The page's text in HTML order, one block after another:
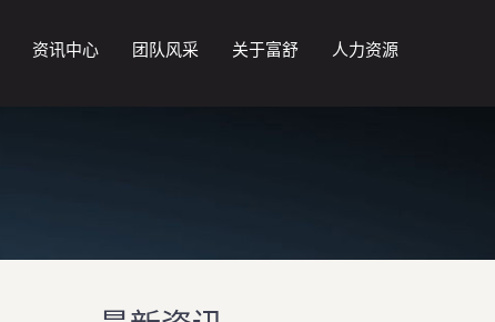
资讯中心 团队风采 关于富舒 人力资源